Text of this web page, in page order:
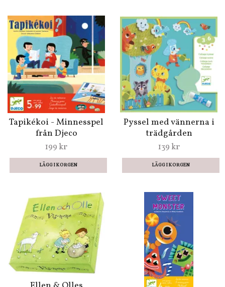
Tapikékoi - Minnesspel
från Djeco
199 kr
Pyssel med vännerna i
trädgården
139 kr